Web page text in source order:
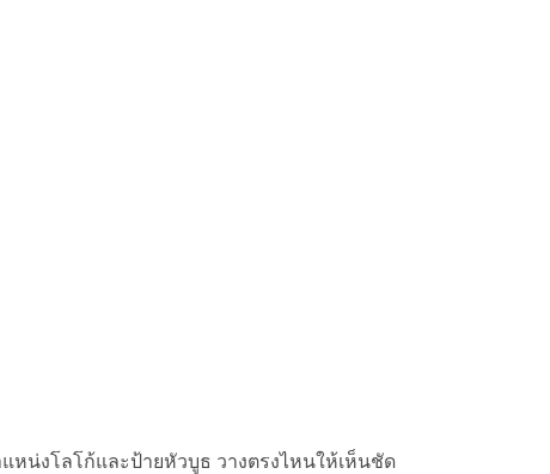
แหน่งโลโก้และป้ายหัวบูธ วางตรงไหนให้เห็นชัด